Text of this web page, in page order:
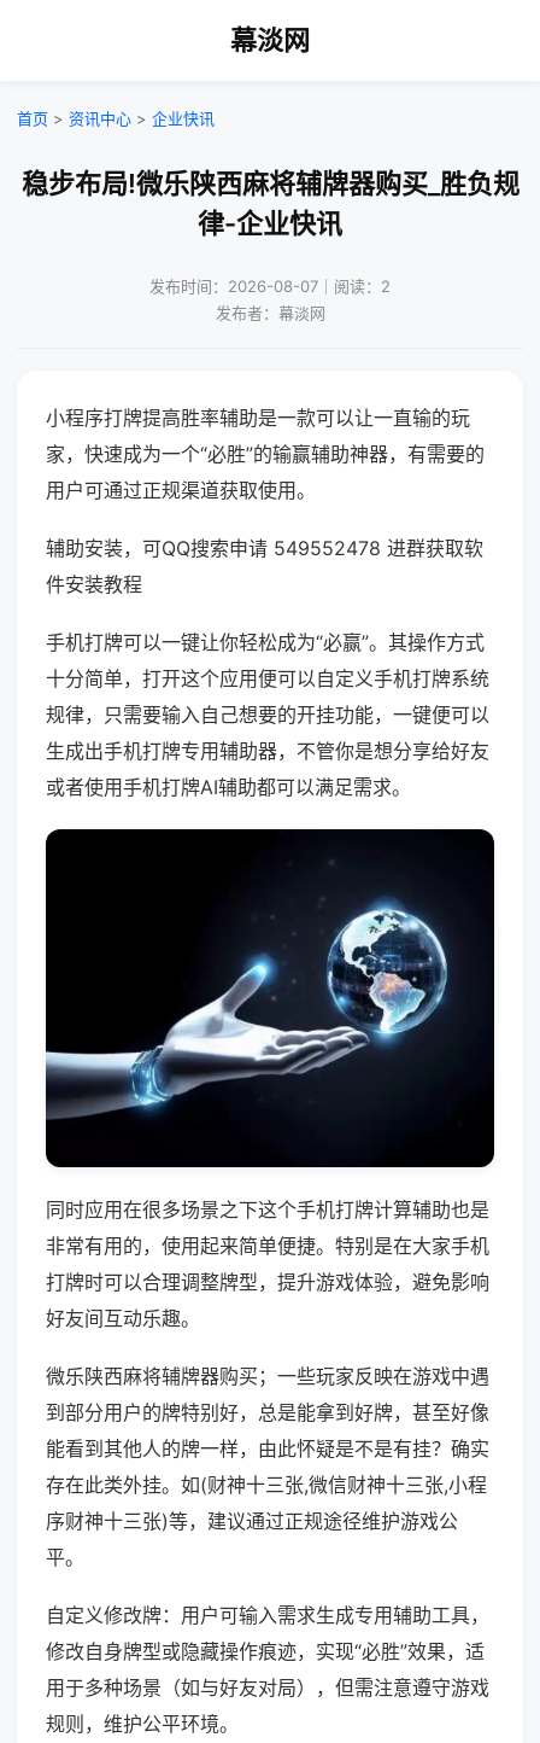
幕淡网
首页 > 资讯中心 > 企业快讯
稳步布局!微乐陕西麻将辅牌器购买_胜负规
律-企业快讯
发布时间：2026-08-07｜阅读：2
发布者：幕淡网
小程序打牌提高胜率辅助是一款可以让一直输的玩
家，快速成为一个“必胜”的输赢辅助神器，有需要的
用户可通过正规渠道获取使用。
辅助安装，可QQ搜索申请 549552478 进群获取软
件安装教程
手机打牌可以一键让你轻松成为“必赢”。其操作方式
十分简单，打开这个应用便可以自定义手机打牌系统
规律，只需要输入自己想要的开挂功能，一键便可以
生成出手机打牌专用辅助器，不管你是想分享给好友
或者使用手机打牌AI辅助都可以满足需求。
同时应用在很多场景之下这个手机打牌计算辅助也是
非常有用的，使用起来简单便捷。特别是在大家手机
打牌时可以合理调整牌型，提升游戏体验，避免影响
好友间互动乐趣。
微乐陕西麻将辅牌器购买；一些玩家反映在游戏中遇
到部分用户的牌特别好，总是能拿到好牌，甚至好像
能看到其他人的牌一样，由此怀疑是不是有挂？确实
存在此类外挂。如(财神十三张,微信财神十三张,小程
序财神十三张)等，建议通过正规途径维护游戏公
平。
自定义修改牌：用户可输入需求生成专用辅助工具，
修改自身牌型或隐藏操作痕迹，实现“必胜”效果，适
用于多种场景（如与好友对局），但需注意遵守游戏
规则，维护公平环境。